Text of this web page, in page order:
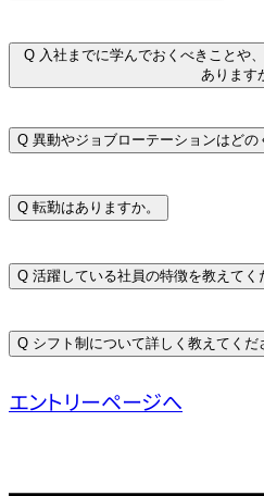
Q 入社までに学んでおくべきことや
あります
Q 異動やジョブローテーションはどの
Q 転勤はありますか。
Q 活躍している社員の特徴を教えてく
Q シフト制について詳しく教えてくだ
エントリーページへ